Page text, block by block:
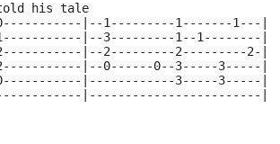
his tale
|--1---------1-------1---|
|--3---------1--1--------|
|--2---------2---------2-|
|--0------0--3-----3-----|
|------------3-----3-----|
|------------------------|